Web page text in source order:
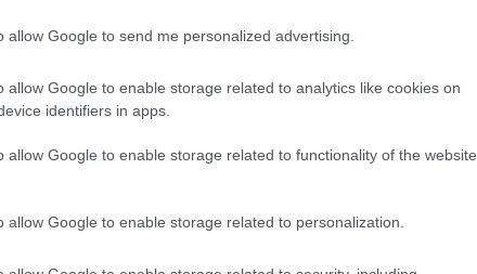
allow Google to send me personalized advertising.
allow Google to enable storage related to analytics like cookies on
identifiers in apps.
allow Google to enable storage related to functionality of the website
allow Google to enable storage related to personalization.
αρχική επαγγελματική κατάρτιση που
και να εξασφαλίζουν στους καταρτιζόμενους τα
τεχνικών, επαγγελματικών και
να αναπτύξουν δεξιότητες που θα
εξαμήνων, επιμερισμένη σε τέσσερα
συνολικής διάρκειας έως 1.200 διδακτικές